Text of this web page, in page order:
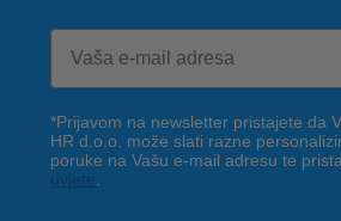
*Prijavom na newsletter pristajete da
HR d.o.o. može slati razne
poruke na Vašu e-mail adresu te